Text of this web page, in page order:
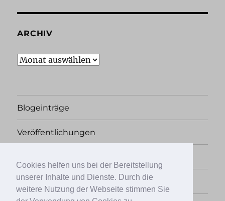
Cookies helfen uns bei der Bereitstellung
unserer Inhalte und Dienste. Durch die
weitere Nutzung der Webseite stimmen Sie
ARCHIV
Archiv
Blogeinträge
Veröffentlichungen
Übersicht